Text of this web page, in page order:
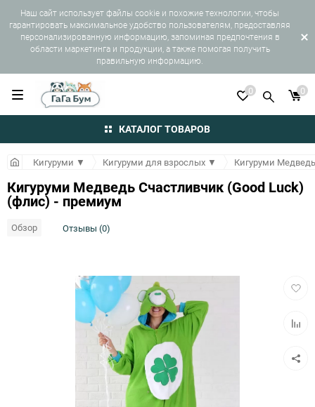
Наш сайт использует файлы cookie и похожие технологии, чтобы
гарантировать максимальное удобство пользователям, предоставляя
персонализированную информацию, запоминая предпочтения в
области маркетинга и продукции, а также помогая получить
правильную информацию.
КАТАЛОГ ТОВАРОВ
0 0
Кигуруми ▼ Кигуруми для взрослых ▼ Кигуруми
Кигуруми Медведь Счастливчик (Good Luck)
(флис) - премиум
Обзор Отзывы (0)